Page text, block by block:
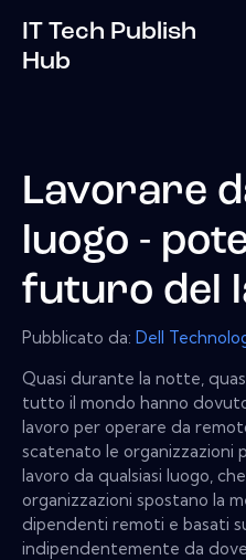
IT Tech Publish
Hub
Lavorare
luogo -
futuro del
Pubblicato da: Dell
Quasi durante la notte,
tutto il mondo hanno
lavoro per operare da
scatenato le organizzazioni
lavoro da qualsiasi luogo,
organizzazioni spostano la
dipendenti remoti e basati
indipendentemente da dove